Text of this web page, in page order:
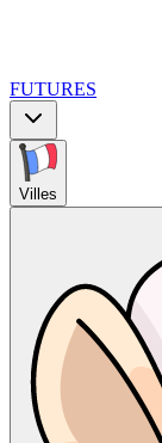
FUTURES
Villes